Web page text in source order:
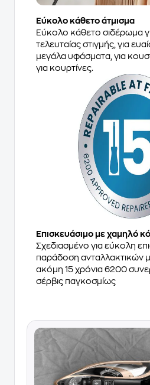
Εύκολο κάθετο άτμισμα
Εύκολο κάθετο σιδέρωμα
τελευταίας στιγμής, για
μεγάλα υφάσματα, για
για κουρτίνες.
Επισκευάσιμο με χαμηλό
Σχεδιασμένο για εύκολη
παράδοση ανταλλακτικών
ακόμη 15 χρόνια 6200
σέρβις παγκοσμίως